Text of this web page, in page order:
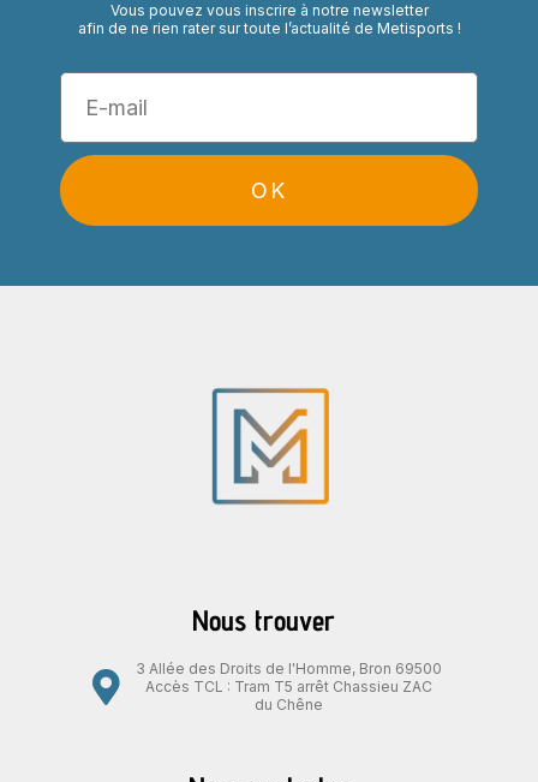
Vous pouvez vous inscrire à notre newsletter
afin de ne rien rater sur toute l’actualité de Metisports !
OK
Nous trouver
3 Allée des Droits de l'Homme, Bron 69500
Accès TCL : Tram T5 arrêt Chassieu ZAC
du Chêne